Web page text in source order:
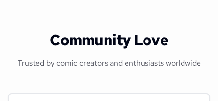
Community Love
Trusted by comic creators and enthusiasts worldwide